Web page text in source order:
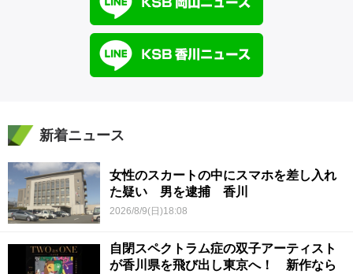
新着ニュース
女性のスカートの中にスマホを差し入れ
た疑い 男を逮捕 香川
2026/8/9(日)18:08
自閉スペクトラム症の双子アーティスト
が香川県を飛び出し東京へ！ 新作なら